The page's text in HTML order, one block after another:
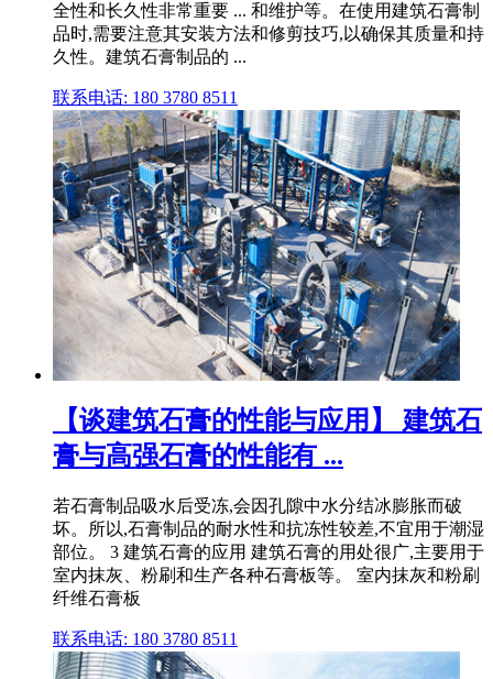
全性和长久性非常重要 ... 和维护等。在使用建筑石膏制
品时,需要注意其安装方法和修剪技巧,以确保其质量和持
久性。建筑石膏制品的 ...
联系电话: 180 3780 8511
【谈建筑石膏的性能与应用】 建筑石
膏与高强石膏的性能有 ...
若石膏制品吸水后受冻,会因孔隙中水分结冰膨胀而破
坏。所以,石膏制品的耐水性和抗冻性较差,不宜用于潮湿
部位。 3 建筑石膏的应用 建筑石膏的用处很广,主要用于
室内抹灰、粉刷和生产各种石膏板等。 室内抹灰和粉刷
纤维石膏板
联系电话: 180 3780 8511